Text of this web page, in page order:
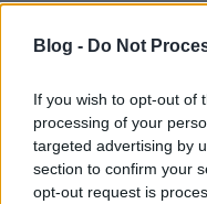
Blog - Do Not
If you wish to opt-out of
processing of your
targeted advertising by
section to confirm your
opt-out request is
Mindenki hazudik
könyve címében
HarperCollins,
mindenki igyekszik
megfelelni a vélt
hazugság sok…